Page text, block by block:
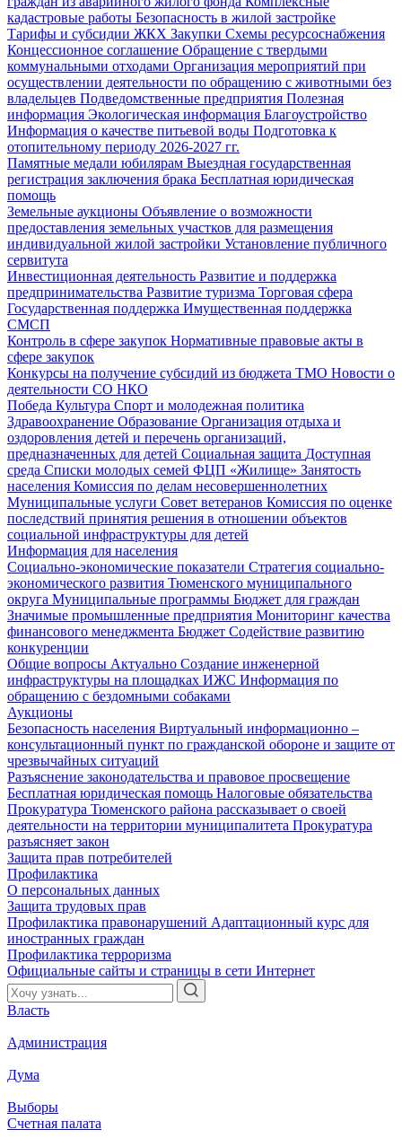
кадастровые работы Безопасность в жилой застройке
Тарифы и субсидии ЖКХ Закупки Схемы ресурсоснабжения
Концессионное соглашение Обращение с твердыми
коммунальными отходами Организация мероприятий при
осуществлении деятельности по обращению с животными без
владельцев Подведомственные предприятия Полезная
информация Экологическая информация Благоустройство
Информация о качестве питьевой воды Подготовка к
отопительному периоду 2026-2027 гг.
Памятные медали юбилярам Выездная государственная
регистрация заключения брака Бесплатная юридическая
помощь
Земельные аукционы Объявление о возможности
предоставления земельных участков для размещения
индивидуальной жилой застройки Установление публичного
сервитута
Инвестиционная деятельность Развитие и поддержка
предпринимательства Развитие туризма Торговая сфера
Государственная поддержка Имущественная поддержка
СМСП
Контроль в сфере закупок Нормативные правовые акты в
сфере закупок
Конкурсы на получение субсидий из бюджета ТМО Новости о
деятельности СО НКО
Победа Культура Спорт и молодежная политика
Здравоохранение Образование Организация отдыха и
оздоровления детей и перечень организаций,
предназначенных для детей Социальная защита Доступная
среда Списки молодых семей ФЦП «Жилище» Занятость
населения Комиссия по делам несовершеннолетних
Муниципальные услуги Совет ветеранов Комиссия по оценке
последствий принятия решения в отношении объектов
социальной инфраструктуры для детей
Информация для населения
Социально-экономические показатели Стратегия социально-
экономического развития Тюменского муниципального
округа Муниципальные программы Бюджет для граждан
Значимые промышленные предприятия Мониторинг качества
финансового менеджмента Бюджет Содействие развитию
конкуренции
Общие вопросы Актуально Создание инженерной
инфраструктуры на площадках ИЖС Информация по
обращению с бездомными собаками
Аукционы
Безопасность населения Виртуальный информационно –
консультационный пункт по гражданской обороне и защите от
чрезвычайных ситуаций
Разъяснение законодательства и правовое просвещение
Бесплатная юридическая помощь Налоговые обязательства
Прокуратура Тюменского района рассказывает о своей
деятельности на территории муниципалитета Прокуратура
разъясняет закон
Защита прав потребителей
Профилактика
О персональных данных
Защита трудовых прав
Профилактика правонарушений Адаптационный курс для
иностранных граждан
Профилактика терроризма
Официальные сайты и страницы в сети Интернет
Власть
Администрация
Дума
Выборы
Счетная палата